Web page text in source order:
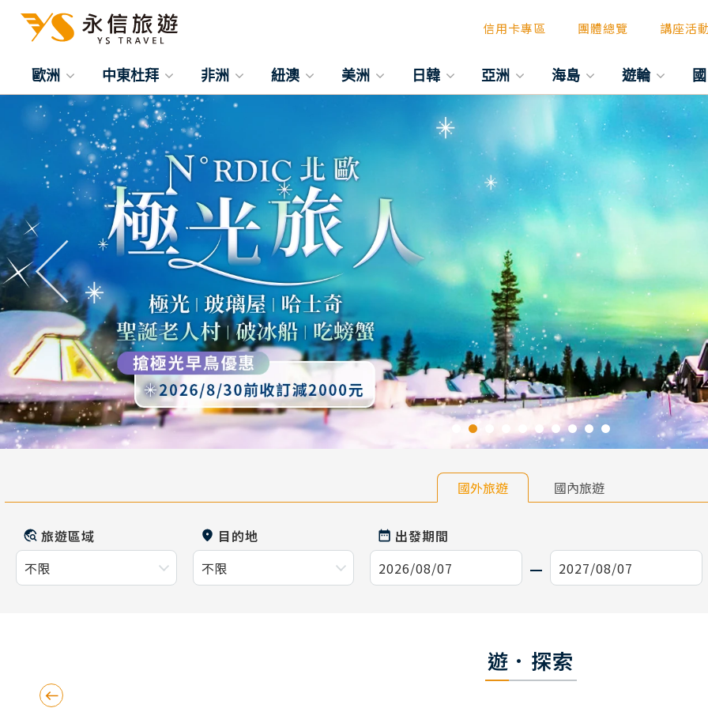
信用卡專區 團體總覽 講座活
歐洲 中東杜拜 非洲 紐澳 美洲 日韓 亞洲 海島 遊輪
往前
國外旅遊 國內旅遊
旅遊區域 目的地 出發期間
遊．探索